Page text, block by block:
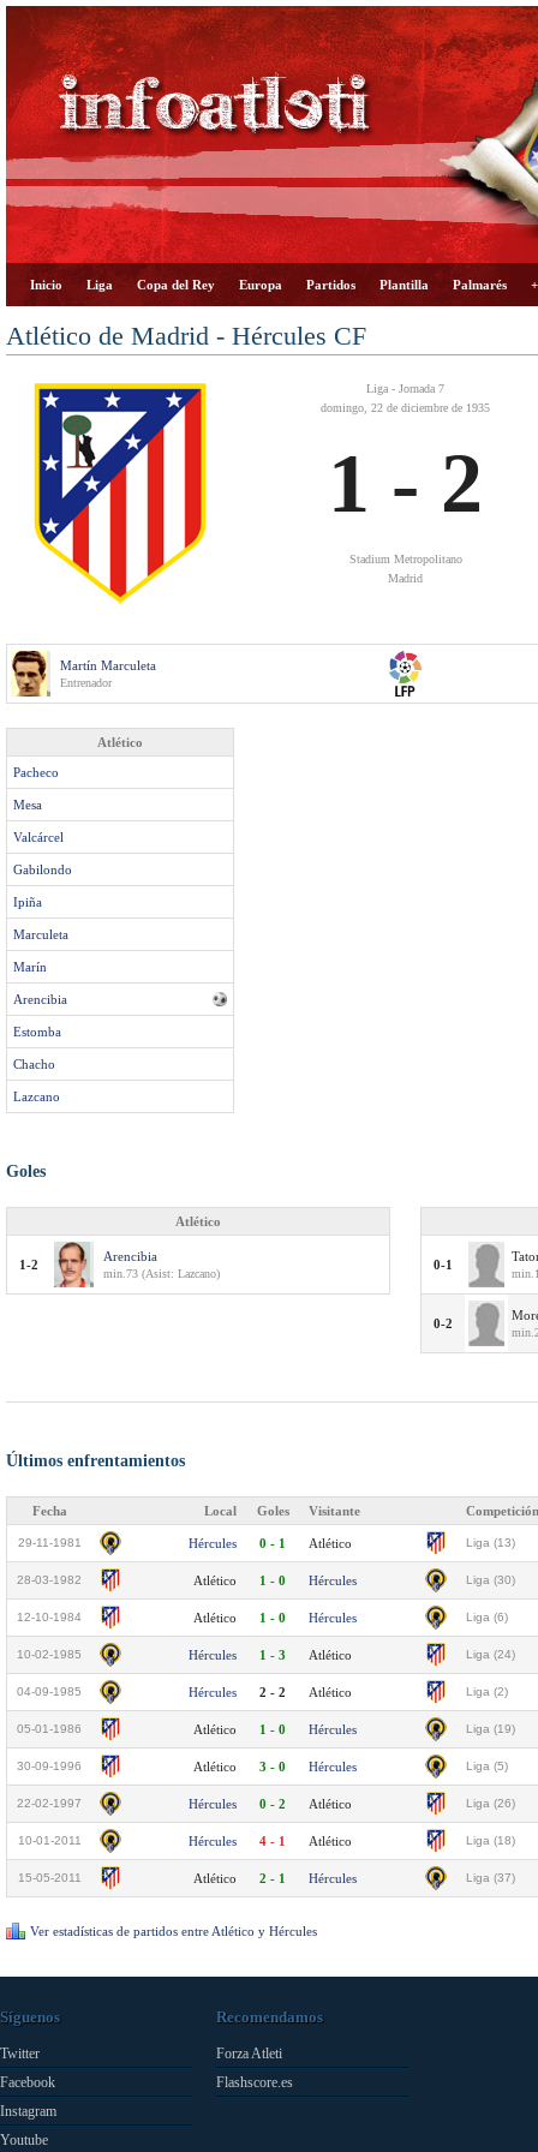
Inicio Liga Copa del Rey Europa Partidos Plantilla Palmarés
Atlético de Madrid - Hércules CF
Liga - Jornada 7
domingo, 22 de diciembre de 1935
1 - 2
Stadium Metropolitano
Madrid
Martín Marculeta
Entrenador
Atlético
Pacheco
Mesa
Valcárcel
Gabilondo
Ipiña
Marculeta
Marín
Arencibia
Estomba
Chacho
Lazcano
Goles
Atlético
1-2
Arencibia
min.73 (Asist: Lazcano)
0-1
0-2
Últimos enfrentamientos
Fecha Local Goles Visitante Competición
29-11-1981 Hércules 0 - 1 Atlético Liga (13)
28-03-1982 Atlético 1 - 0 Hércules Liga (30)
12-10-1984 Atlético 1 - 0 Hércules Liga (6)
10-02-1985 Hércules 1 - 3 Atlético Liga (24)
04-09-1985 Hércules 2 - 2 Atlético Liga (2)
05-01-1986 Atlético 1 - 0 Hércules Liga (19)
30-09-1996 Atlético 3 - 0 Hércules Liga (5)
22-02-1997 Hércules 0 - 2 Atlético Liga (26)
10-01-2011 Hércules 4 - 1 Atlético Liga (18)
15-05-2011 Atlético 2 - 1 Hércules Liga (37)
Ver estadísticas de partidos entre Atlético y Hércules
Síguenos
Twitter
Facebook
Instagram
Youtube
Recomendamos
Forza Atleti
Flashscore.es